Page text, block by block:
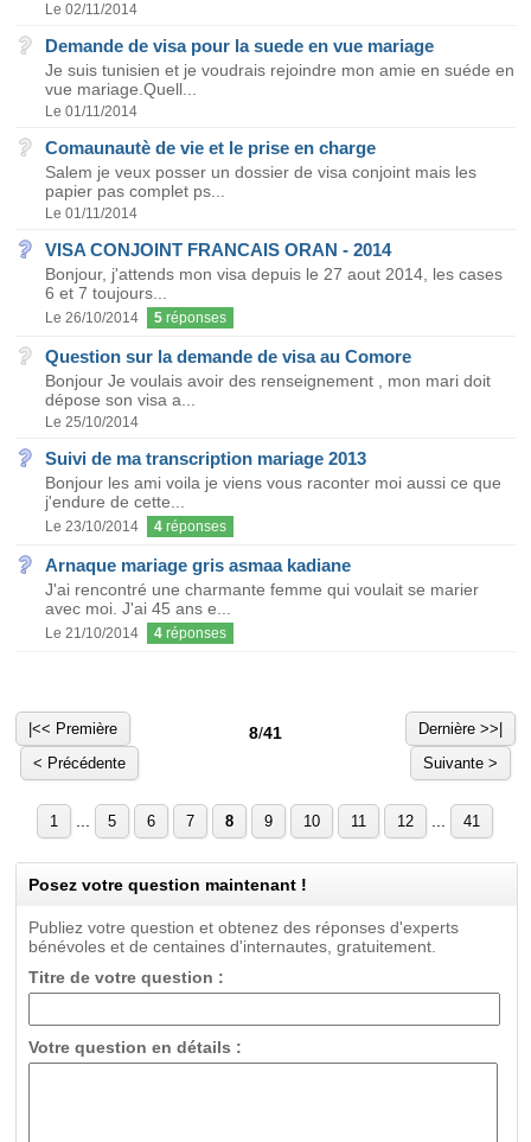
Le 02/11/2014
Demande de visa pour la suede en vue mariage
Je suis tunisien et je voudrais rejoindre mon amie en suéde en
vue mariage.Quell...
Le 01/11/2014
Comaunautè de vie et le prise en charge
Salem je veux posser un dossier de visa conjoint mais les
papier pas complet ps...
Le 01/11/2014
VISA CONJOINT FRANCAIS ORAN - 2014
Bonjour, j'attends mon visa depuis le 27 aout 2014, les cases
6 et 7 toujours...
Le 26/10/2014 5 réponses
Question sur la demande de visa au Comore
Bonjour Je voulais avoir des renseignement , mon mari doit
dépose son visa a...
Le 25/10/2014
Suivi de ma transcription mariage 2013
Bonjour les ami voila je viens vous raconter moi aussi ce que
j'endure de cette...
Le 23/10/2014 4 réponses
Arnaque mariage gris asmaa kadiane
J'ai rencontré une charmante femme qui voulait se marier
avec moi. J'ai 45 ans e...
Le 21/10/2014 4 réponses
|<< Première
< Précédente
8/41
Dernière >>|
Suivante >
1 5 6 7 8 9 10 11 12 41
Posez votre question maintenant !
Publiez votre question et obtenez des réponses d'experts
bénévoles et de centaines d'internautes, gratuitement.
Titre de votre question :
Votre question en détails :